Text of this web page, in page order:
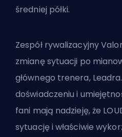
średniej półki.
Zespół rywalizacyjny
zmianę sytuacji po
głównego trenera,
doświadczeniu i
fani mają nadzieję, że
sytuację i właściwie